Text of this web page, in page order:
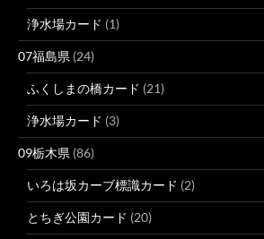
浄水場カード (1)
07福島県 (24)
ふくしまの橋カード (21)
浄水場カード (3)
09栃木県 (86)
いろは坂カーブ標識カード (2)
とちぎ公園カード (20)